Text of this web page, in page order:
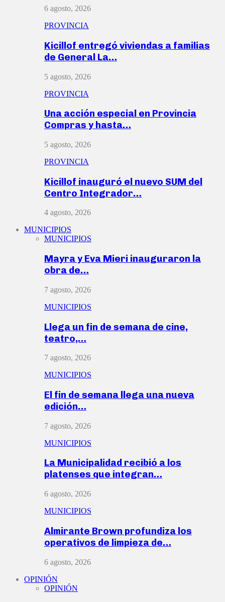
6 agosto, 2026
PROVINCIA
Kicillof entregó viviendas a familias
de General La…
5 agosto, 2026
PROVINCIA
Una acción especial en Provincia
Compras y hasta…
5 agosto, 2026
PROVINCIA
Kicillof inauguró el nuevo SUM del
Centro Integrador…
4 agosto, 2026
MUNICIPIOS
MUNICIPIOS
Mayra y Eva Mieri inauguraron la
obra de…
7 agosto, 2026
MUNICIPIOS
Llega un fin de semana de cine,
teatro,…
7 agosto, 2026
MUNICIPIOS
El fin de semana llega una nueva
edición…
7 agosto, 2026
MUNICIPIOS
La Municipalidad recibió a los
platenses que integran…
6 agosto, 2026
MUNICIPIOS
Almirante Brown profundiza los
operativos de limpieza de…
6 agosto, 2026
OPINIÓN
OPINIÓN